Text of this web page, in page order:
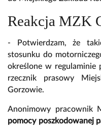
Reakcja MZK
- Potwierdzam, że
stosunku do
określone w regulaminie
rzecznik prasowy
Gorzowie.
Anonimowy pracownik
pomocy poszkodowanej